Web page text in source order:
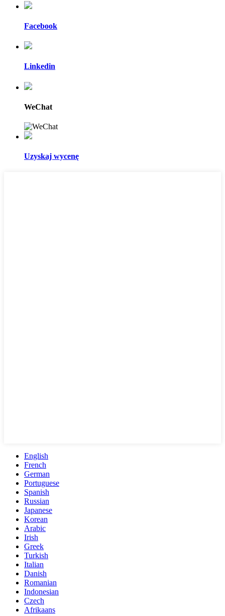
Facebook
Linkedin
WeChat
Uzyskaj wycenę
English
French
German
Portuguese
Spanish
Russian
Japanese
Korean
Arabic
Irish
Greek
Turkish
Italian
Danish
Romanian
Indonesian
Czech
Afrikaans